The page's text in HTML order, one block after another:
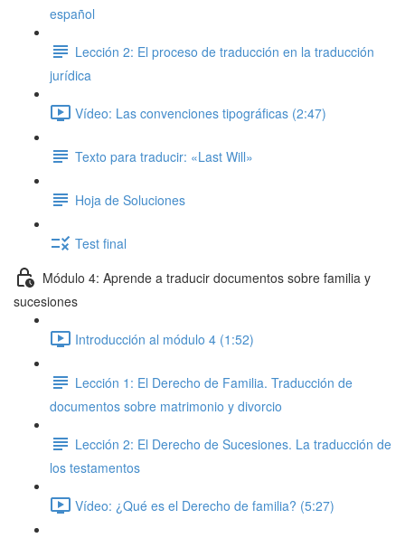
español
Lección 2: El proceso de traducción en la traducción
jurídica
Vídeo: Las convenciones tipográficas (2:47)
Texto para traducir: «Last Will»
Hoja de Soluciones
Test final
Módulo 4: Aprende a traducir documentos sobre familia y
sucesiones
Introducción al módulo 4 (1:52)
Lección 1: El Derecho de Familia. Traducción de
documentos sobre matrimonio y divorcio
Lección 2: El Derecho de Sucesiones. La traducción de
los testamentos
Vídeo: ¿Qué es el Derecho de familia? (5:27)